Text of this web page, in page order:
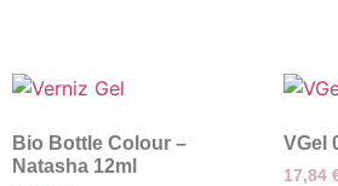
Bio Bottle Colour –
Natasha 12ml
VGel
17,84